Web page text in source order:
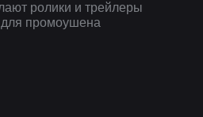
ролики и трейлеры
для промоушена